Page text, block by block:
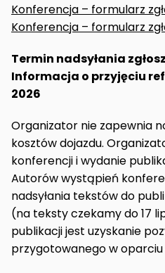
Konferencja – formularz
Konferencja – formularz
Termin nadsyłania
Informacja o przyjęciu
2026
Organizator nie zapewnia
kosztów dojazdu.
konferencji i wydanie
Autorów wystąpień
nadsyłania tekstów do
(na teksty czekamy do 17
publikacji jest uzyskanie
przygotowanego w